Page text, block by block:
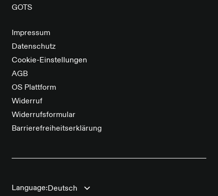
GOTS
Impressum
Datenschutz
Cookie-Einstellungen
AGB
OS Plattform
Widerruf
Widerrufsformular
Barrierefreiheitserklärung
Language: